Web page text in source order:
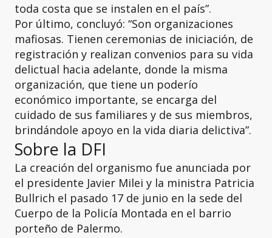
toda costa que se instalen en el país”.
Por último, concluyó: “Son organizaciones
mafiosas. Tienen ceremonias de iniciación, de
registración y realizan convenios para su vida
delictual hacia adelante, donde la misma
organización, que tiene un poderío
económico importante, se encarga del
cuidado de sus familiares y de sus miembros,
brindándole apoyo en la vida diaria delictiva”.
Sobre la DFI
La creación del organismo fue anunciada por
el presidente Javier Milei y la ministra Patricia
Bullrich el pasado 17 de junio en la sede del
Cuerpo de la Policía Montada en el barrio
porteño de Palermo.